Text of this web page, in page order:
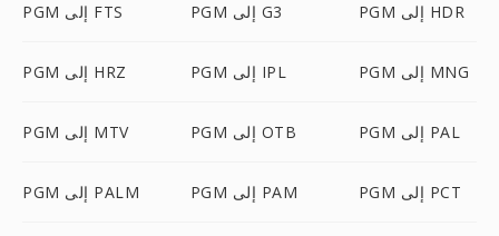
PGM إلى FTS PGM إلى G3 PGM إلى HDR
PGM إلى HRZ PGM إلى IPL PGM إلى MNG
PGM إلى MTV PGM إلى OTB PGM إلى PAL
PGM إلى PALM PGM إلى PAM PGM إلى PCT